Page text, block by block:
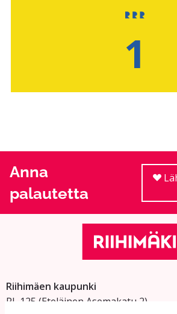
1
Anna
palautetta
Riihimäen kaupunki
PL 125 (Eteläinen Asemakatu 2)